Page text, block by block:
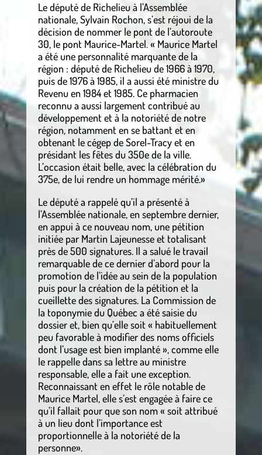
Le député de Richelieu à l’Assemblée
nationale, Sylvain Rochon, s’est réjoui de la
décision de nommer le pont de l’autoroute
30, le pont Maurice-Martel. « Maurice Martel
a été une personnalité marquante de la
région : député de Richelieu de 1966 à 1970,
puis de 1976 à 1985, il a aussi été ministre du
Revenu en 1984 et 1985. Ce pharmacien
reconnu a aussi largement contribué au
développement et à la notoriété de notre
région, notamment en se battant et en
obtenant le cégep de Sorel-Tracy et en
présidant les fêtes du 350e de la ville.
L’occasion était belle, avec la célébration du
375e, de lui rendre un hommage mérité.»
Le député a rappelé qu’il a présenté à
l’Assemblée nationale, en septembre dernier,
en appui à ce nouveau nom, une pétition
initiée par Martin Lajeunesse et totalisant
près de 500 signatures. Il a salué le travail
remarquable de ce dernier d’abord pour la
promotion de l’idée au sein de la population
puis pour la création de la pétition et la
cueillette des signatures. La Commission de
la toponymie du Québec a été saisie du
dossier et, bien qu’elle soit « habituellement
peu favorable à modifier des noms officiels
dont l’usage est bien implanté », comme elle
le rappelle dans sa lettre au ministre
responsable, elle a fait une exception.
Reconnaissant en effet le rôle notable de
Maurice Martel, elle s’est engagée à faire ce
qu’il fallait pour que son nom « soit attribué
à un lieu dont l’importance est
proportionnelle à la notoriété de la
personne».